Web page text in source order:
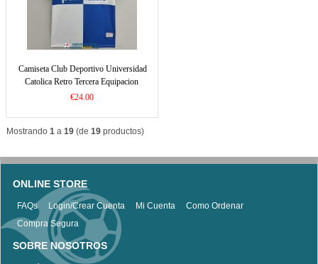
Camiseta Club Deportivo Universidad
Catolica Retro Tercera Equipacion
1998/1999
€24.00
Mostrando 1a 19(de 19productos)
ONLINE STORE
FAQs Login/Crear Cuenta Mi Cuenta
Como Ordenar
Compra Segura
SOBRE NOSOTROS